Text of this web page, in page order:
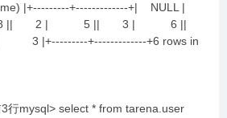
|+---------+-------------+| NULL |
|| 2 | 5 || 3 | 6 ||
+-------------+6 rows in
行mysql> select * from tarena.user